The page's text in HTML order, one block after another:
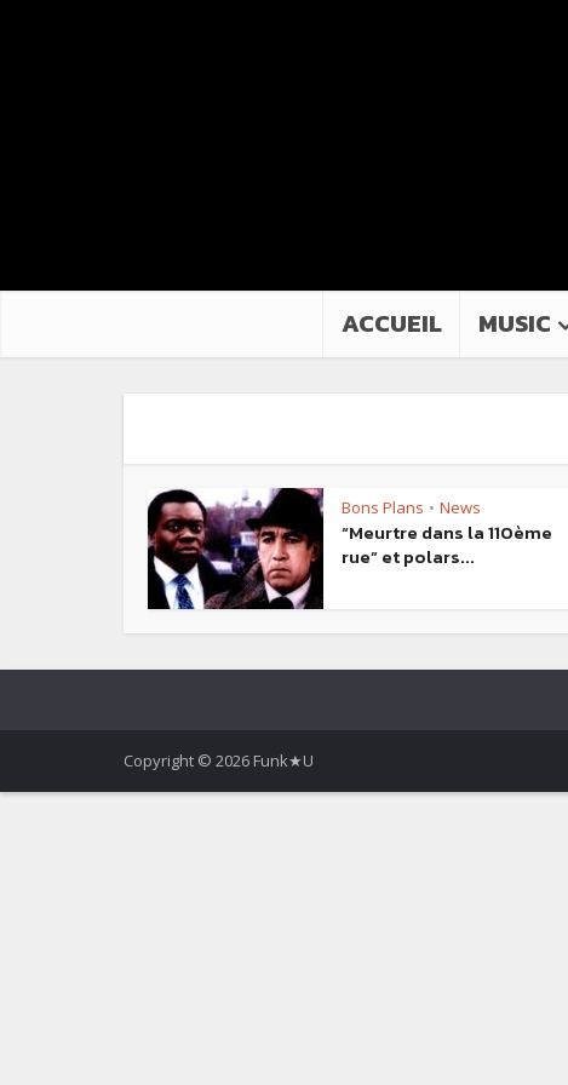
ACCUEIL MUSIC
Bons Plans • News
“Meurtre dans la 110ème
rue” et polars...
Copyright © 2026 Funk★U